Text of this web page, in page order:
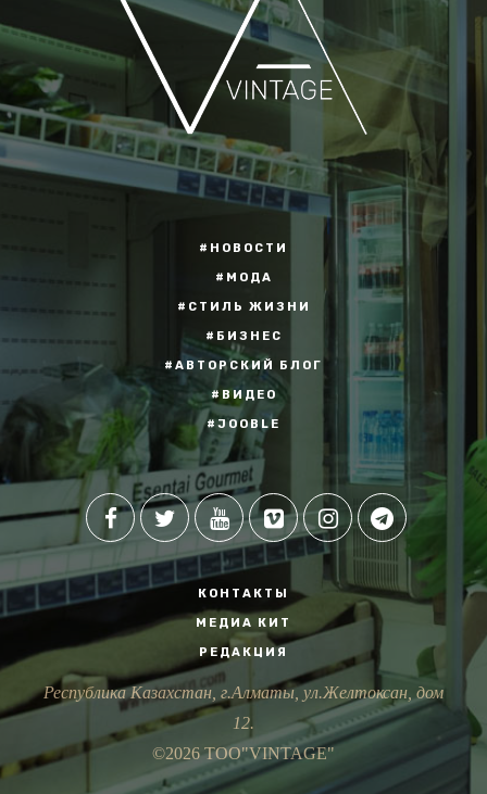
#НОВОСТИ
#МОДА
#СТИЛЬ ЖИЗНИ
#БИЗНЕС
#АВТОРСКИЙ БЛОГ
#ВИДЕО
#JOOBLE
КОНТАКТЫ
МЕДИА КИТ
РЕДАКЦИЯ
Республика Казахстан, г.Алматы, ул.Желтоксан, дом
12.
©2026 ТОО"VINTAGE"